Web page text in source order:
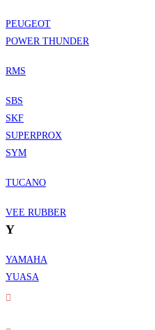
PEUGEOT
POWER THUNDER
RMS
SBS
SKF
SUPERPROX
SYM
TUCANO
VEE RUBBER
Y
YAMAHA
YUASA